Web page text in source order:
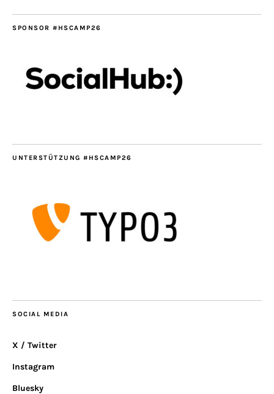
SPONSOR #HSCAMP26
UNTERSTÜTZUNG #HSCAMP26
SOCIAL MEDIA
X / Twitter
Instagram
Bluesky